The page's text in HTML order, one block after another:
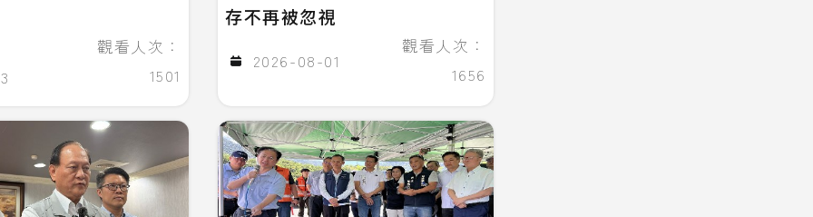
觀看人次：
1501
存不再被忽視
2026-08-01
觀看人次：
1656